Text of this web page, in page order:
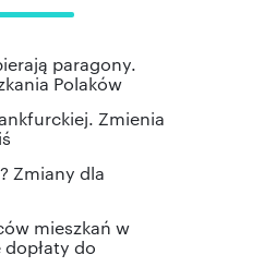
paragony.
Polaków
Zmienia
Zmiany dla
mieszkań w
do